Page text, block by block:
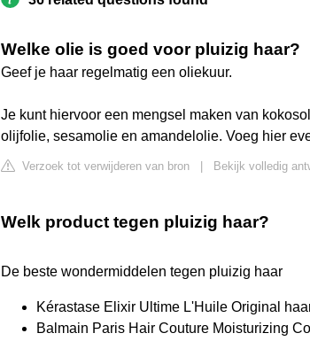
Welke olie is goed voor pluizig haar?
Geef je haar regelmatig een oliekuur.
Je kunt hiervoor een mengsel maken van
olijfolie, sesamolie en amandelolie. Voeg hier
Verzoek tot verwijderen van bron Bekijk volledig
Welk product tegen pluizig haar?
De beste wondermiddelen tegen pluizig haar
Kérastase Elixir Ultime L'Huile Original
Balmain Paris Hair Couture Moisturizing